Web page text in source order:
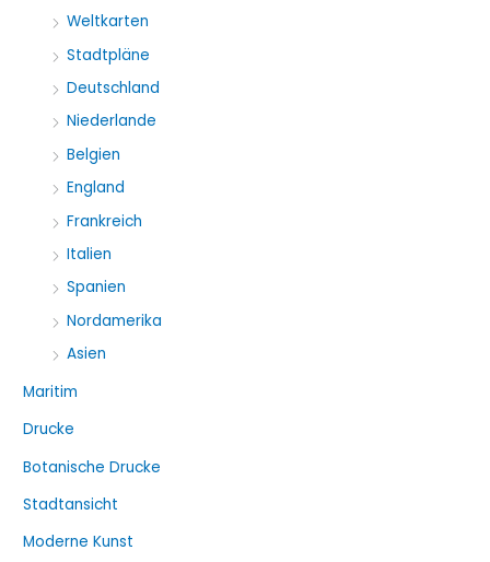
Weltkarten
Stadtpläne
Deutschland
Niederlande
Belgien
England
Frankreich
Italien
Spanien
Nordamerika
Asien
Maritim
Drucke
Botanische Drucke
Stadtansicht
Moderne Kunst